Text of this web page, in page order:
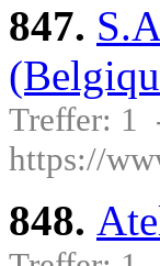
847.
Treffer: 1
https://
848.